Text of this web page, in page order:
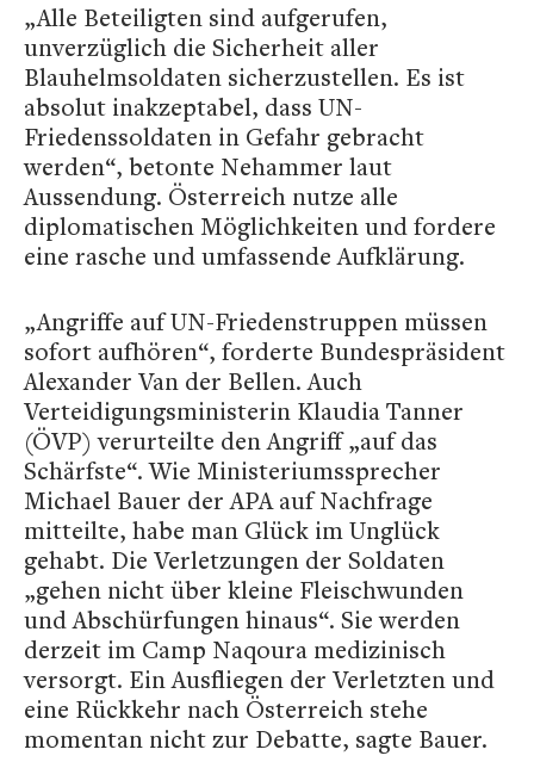
„Alle Beteiligten sind aufgerufen,
unverzüglich die Sicherheit aller
Blauhelmsoldaten sicherzustellen. Es ist
absolut inakzeptabel, dass UN-
Friedenssoldaten in Gefahr gebracht
werden“, betonte Nehammer laut
Aussendung. Österreich nutze alle
diplomatischen Möglichkeiten und fordere
eine rasche und umfassende Aufklärung.
„Angriffe auf UN-Friedenstruppen müssen
sofort aufhören“, forderte Bundespräsident
Alexander Van der Bellen. Auch
Verteidigungsministerin Klaudia Tanner
(ÖVP) verurteilte den Angriff „auf das
Schärfste“. Wie Ministeriumssprecher
Michael Bauer der APA auf Nachfrage
mitteilte, habe man Glück im Unglück
gehabt. Die Verletzungen der Soldaten
„gehen nicht über kleine Fleischwunden
und Abschürfungen hinaus“. Sie werden
derzeit im Camp Naqoura medizinisch
versorgt. Ein Ausfliegen der Verletzten und
eine Rückkehr nach Österreich stehe
momentan nicht zur Debatte, sagte Bauer.